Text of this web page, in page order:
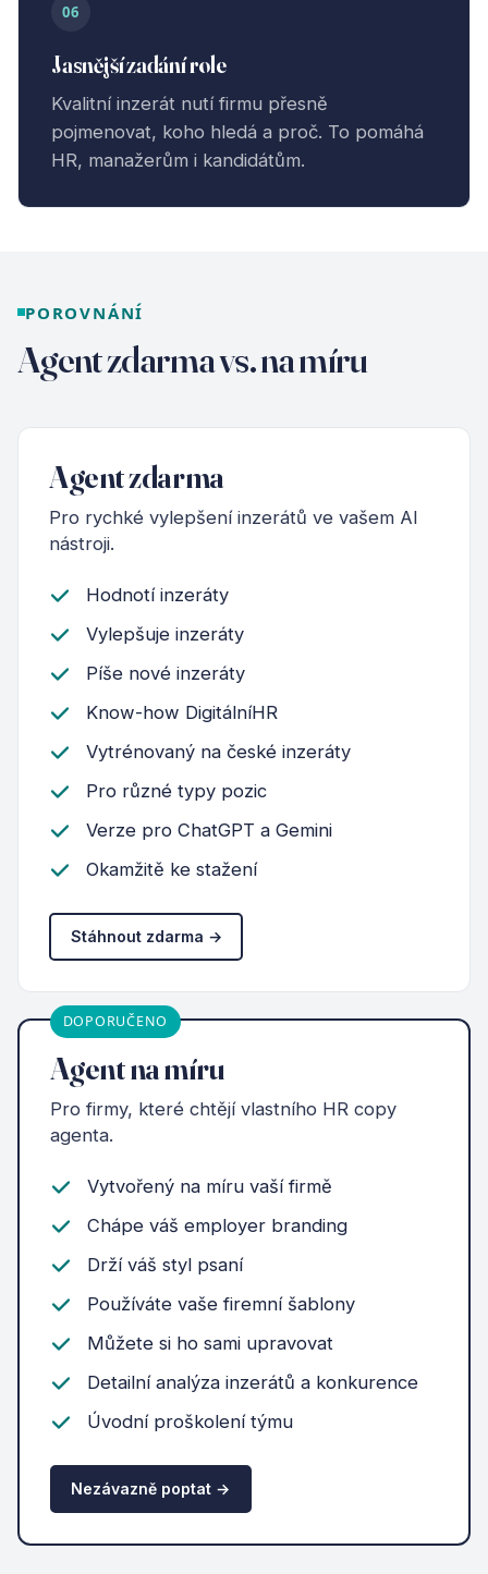
06
Jasnější zadání role
Kvalitní inzerát nutí firmu přesně
pojmenovat, koho hledá a proč. To pomáhá
HR, manažerům i kandidátům.
POROVNÁNÍ
Agent zdarma vs. na míru
Agent zdarma
Pro rychké vylepšení inzerátů ve vašem AI
nástroji.
Hodnotí inzeráty
Vylepšuje inzeráty
Píše nové inzeráty
Know-how DigitálníHR
Vytrénovaný na české inzeráty
Pro různé typy pozic
Verze pro ChatGPT a Gemini
Okamžitě ke stažení
Stáhnout zdarma →
DOPORUČENO
Agent na míru
Pro firmy, které chtějí vlastního HR copy
agenta.
Vytvořený na míru vaší firmě
Chápe váš employer branding
Drží váš styl psaní
Používáte vaše firemní šablony
Můžete si ho sami upravovat
Detailní analýza inzerátů a konkurence
Úvodní proškolení týmu
Nezávazně poptat →